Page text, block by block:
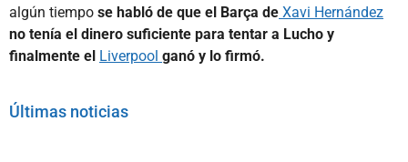
algún tiempo se habló de que el Barça de Xavi Hernández
no tenía el dinero suficiente para tentar a Lucho y
finalmente el Liverpool ganó y lo firmó.
Últimas noticias